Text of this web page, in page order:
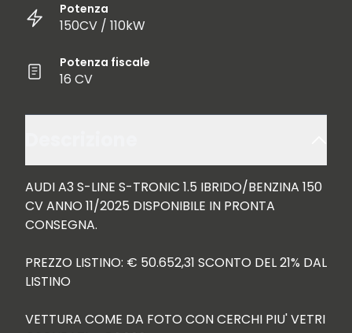
Potenza
150CV / 110kW
Potenza fiscale
16 CV
AUDI A3 S-LINE S-TRONIC 1.5 IBRIDO/BENZINA 150
CV ANNO 11/2025 DISPONIBILE IN PRONTA
CONSEGNA.
PREZZO LISTINO: € 50.652,31 SCONTO DEL 21% DAL
LISTINO
VETTURA COME DA FOTO CON CERCHI PIU' VETRI